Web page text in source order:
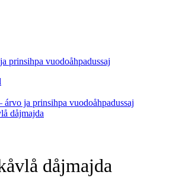
prinsihpa vuodoåhpadussaj
árvo ja prinsihpa vuodoåhpadussaj
dåjmajda
dåjmajda